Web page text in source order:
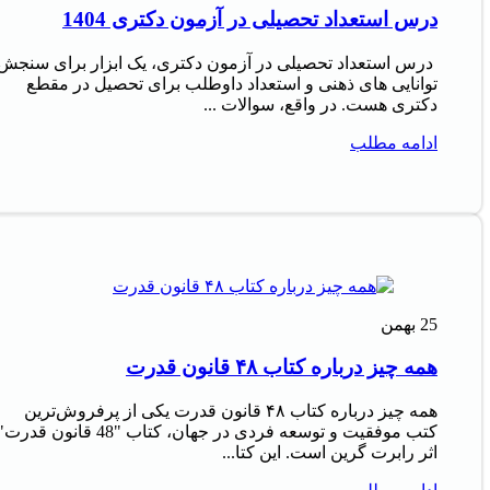
درس استعداد تحصیلی در آزمون دکتری 1404
درس استعداد تحصیلی در آزمون دکتری، یک ابزار برای
توانایی های ذهنی و استعداد داوطلب برای تحصیل در مقطع
دکتری هست. در واقع، سوالات ...
ادامه مطلب
25 بهمن
همه چیز درباره کتاب ۴۸ قانون قدرت
همه چیز درباره کتاب ۴۸ قانون قدرت یکی از پرفروش‌ترین
کتب موفقیت و توسعه فردی در جهان، کتاب "48 قانون
اثر رابرت گرین است. این کتا...